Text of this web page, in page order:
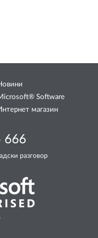
666
разговор
Software
магазин